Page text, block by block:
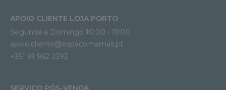
APOIO CLIENTE LOJA PORTO
Segunda a Domingo 10:00 › 19:00
apoio.cliente@espacomamas.pt
+351 91 962 2393